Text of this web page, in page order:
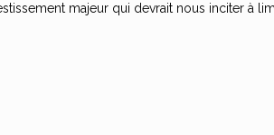
majeur qui devrait nous inciter à